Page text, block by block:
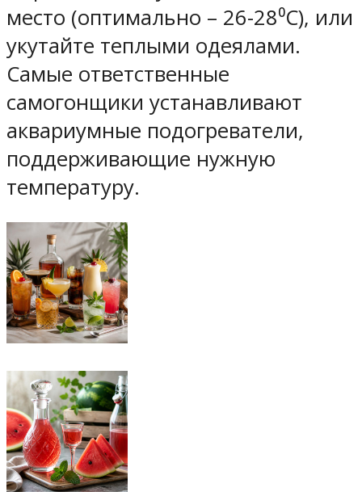
место (оптимально – 26-28⁰С), или
укутайте теплыми одеялами.
Самые ответственные
самогонщики устанавливают
аквариумные подогреватели,
поддерживающие нужную
температуру.